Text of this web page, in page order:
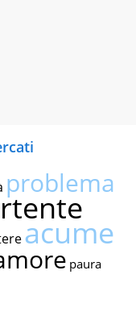
problema
acume
paura